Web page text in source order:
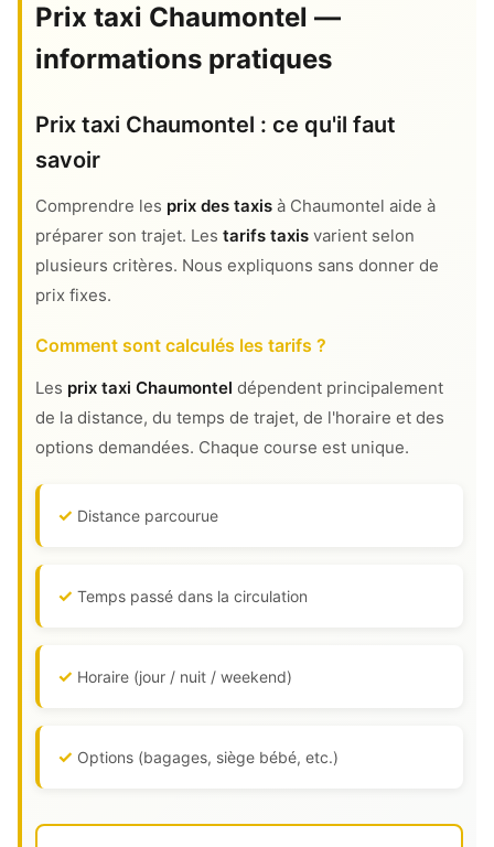
Prix taxi Chaumontel —
informations pratiques
Prix taxi Chaumontel : ce qu'il faut
savoir
Comprendre les prix des taxis à Chaumontel aide à
préparer son trajet. Les tarifs taxis varient selon
plusieurs critères. Nous expliquons sans donner de
prix fixes.
Comment sont calculés les tarifs ?
Les prix taxi Chaumontel dépendent principalement
de la distance, du temps de trajet, de l'horaire et des
options demandées. Chaque course est unique.
Distance parcourue
Temps passé dans la circulation
Horaire (jour / nuit / weekend)
Options (bagages, siège bébé, etc.)